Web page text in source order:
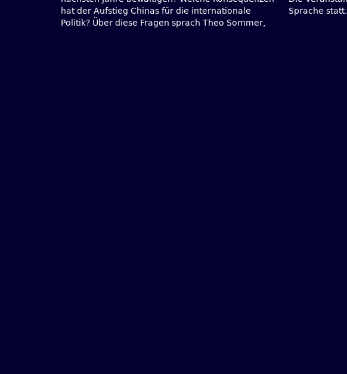
hat der Aufstieg Chinas für die internationale
Politik? Über diese Fragen sprach Theo Sommer,
Sprache statt.